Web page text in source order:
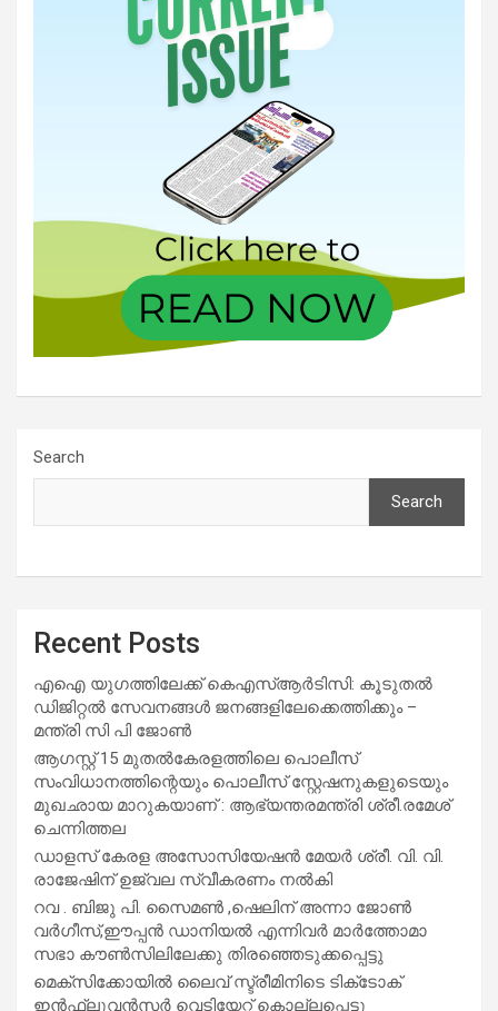
Search
Search
Recent Posts
എഐ യുഗത്തിലേക്ക് കെഎസ്ആർടിസി: കൂടുതൽ
ഡിജിറ്റൽ സേവനങ്ങൾ ജനങ്ങളിലേക്കെത്തിക്കും –
മന്ത്രി സി പി ജോൺ
ആഗസ്റ്റ് 15 മുതല്‍കേരളത്തിലെ പൊലീസ്
സംവിധാനത്തിന്റെയും പൊലീസ് സ്റ്റേഷനുകളുടെയും
മുഖഛായ മാറുകയാണ് : ആഭ്യന്തരമന്ത്രി ശ്രീ.രമേശ്
ചെന്നിത്തല
ഡാളസ് കേരള അസോസിയേഷൻ മേയർ ശ്രീ. വി. വി.
രാജേഷിന് ഉജ്വല സ്വീകരണം നൽകി
റവ . ബിജു പി. സൈമൺ ,ഷെലിന് അന്നാ ജോൺ
വർഗീസ്,ഈപ്പൻ ഡാനിയൽ എന്നിവർ മാർത്തോമാ
സഭാ കൗൺസിലിലേക്കു തിരഞ്ഞെടുക്കപ്പെട്ടു
മെക്സിക്കോയിൽ ലൈവ് സ്ട്രീമിനിടെ ടിക്‌ടോക്
ഇൻഫ്ലുവൻസർ വെടിയേറ്റ് കൊല്ലപ്പെട്ടു